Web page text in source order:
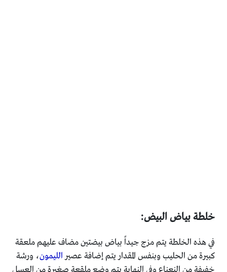
خلطة بياض البيض:
في هذه الخلطة يتم مزج جيداً بياض بيضتين مضاف عليهم ملعقة
كبيرة من الحليب وبنفس المقدار يتم إضافة عصير الليمون، ورشة
خفيفة من النعناع وفي النهاية يتم وضع ملقعة صغيرة من العسل